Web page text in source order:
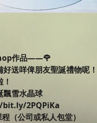
作品——🌹
送咩俾朋友聖誕禮物呢
飄雪水晶球
bit.ly/2PQPiKa
（公司或私人包堂）